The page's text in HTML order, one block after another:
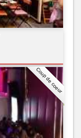
Coup de coeur